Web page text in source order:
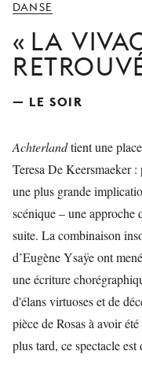
DANSE
LA
— LE SOIR
Achterlandtient une
Teresa De Keersmaeker
une plus grande
scénique – une approche
suite. La combinaison
d’Eugène Ysaÿe ont
une écriture
d'élans virtuoses et de
pièce de Rosas à avoir
plus tard, ce spectacle